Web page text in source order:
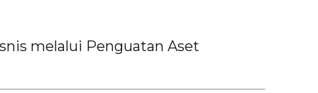
melalui Penguatan Aset